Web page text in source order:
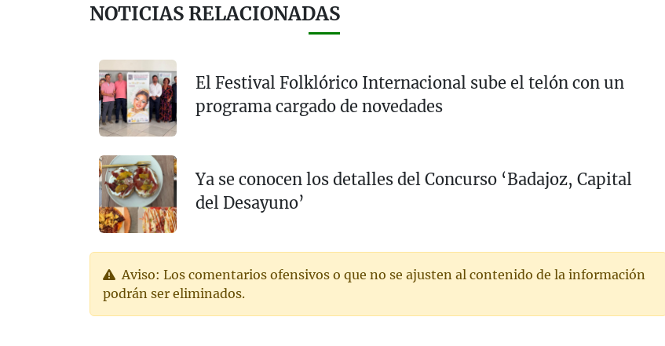
NOTICIAS RELACIONADAS
El Festival Folklórico Internacional sube el telón con un
programa cargado de novedades
Ya se conocen los detalles del Concurso ‘Badajoz, Capital
del Desayuno’
Aviso: Los comentarios ofensivos o que no se ajusten al contenido de la información
podrán ser eliminados.